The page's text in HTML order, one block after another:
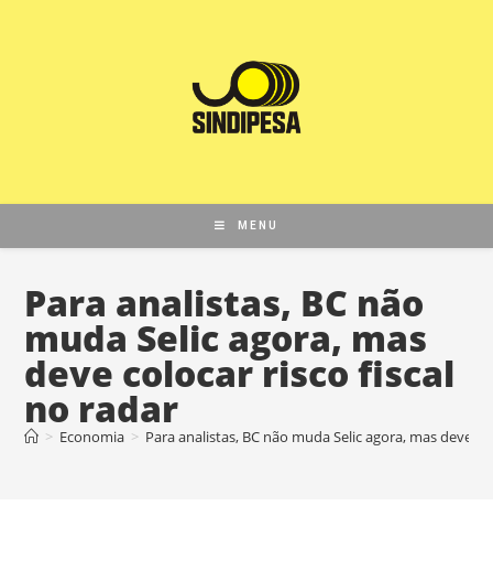
MENU
Para analistas, BC não
muda Selic agora, mas
deve colocar risco fiscal
no radar
> Economia > Para analistas, BC não muda Selic agora, mas deve